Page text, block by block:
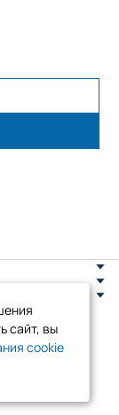
сайт, вы
cookie